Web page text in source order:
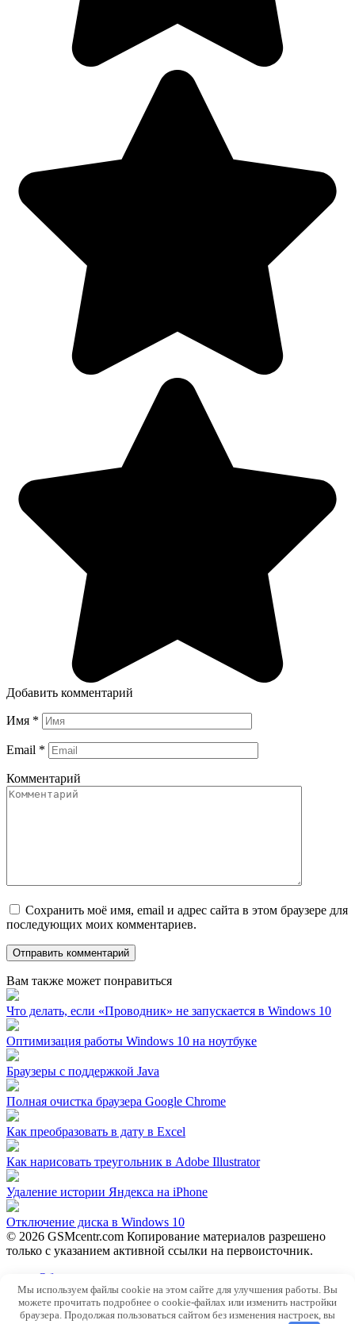
Добавить комментарий
Имя *
Email *
Комментарий
Сохранить моё имя, email и адрес сайта в этом браузере для
последующих моих комментариев.
Вам также может понравиться
Что делать, если «Проводник» не запускается в Windows 10
Оптимизация работы Windows 10 на ноутбуке
Браузеры с поддержкой Java
Полная очистка браузера Google Chrome
Как преобразовать в дату в Excel
Как нарисовать треугольник в Adobe Illustrator
Удаление истории Яндекса на iPhone
Отключение диска в Windows 10
© 2026 GSMcentr.com Копирование материалов разрешено
только с указанием активной ссылки на первоисточник.
Обратная связь
Политика конфиденциальности
Пользовательское соглашение
Мы используем файлы cookie на этом сайте для улучшения работы. Вы
можете прочитать подробнее о cookie-файлах или изменить настройки
браузера. Продолжая пользоваться сайтом без изменения настроек, вы